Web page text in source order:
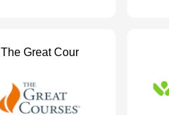
The Great Cour